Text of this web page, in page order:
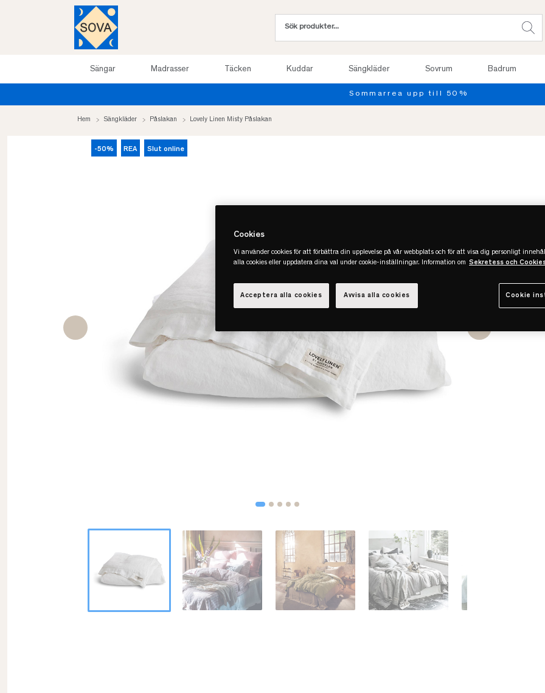
Sängar Madrasser Täcken Kuddar Sängkläder Sovrum Badrum
Hem Sängkläder Påslakan Lovely Linen Misty Påslakan
-50% REA Slut online
Cookies
Vi använder cookies för att förbättra din upplevelse på vår webbplats och för att visa dig personligt
alla cookies eller uppdatera dina val under cookie-inställningar. Information om Sekretess och
Cookie
Avvisa alla cookies
Acceptera alla cookies